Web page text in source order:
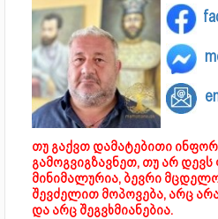
თუ გაქვთ დამატებითი
გამოგვიგზავნეთ, თუ არ
მინიმალურია, ბევრი
შევძელით მოპოვება, არც
და არც შეგვხმიანებია.